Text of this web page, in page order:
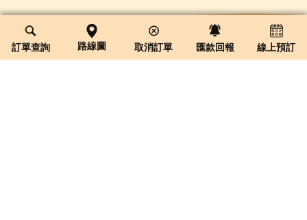
訂單查詢 路線圖 取消訂單 匯款回報 線上預訂